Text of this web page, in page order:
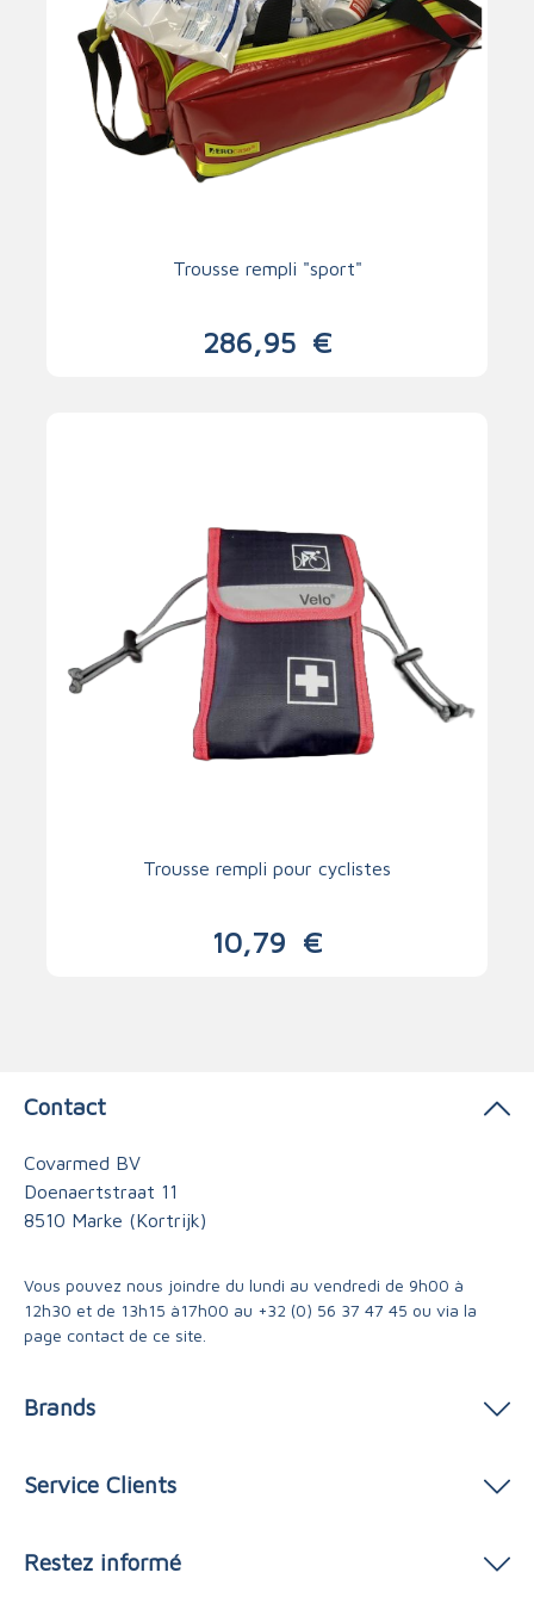
Trousse rempli "sport"
286,95 €
Trousse rempli pour cyclistes
10,79 €
Contact
Covarmed BV
Doenaertstraat 11
8510 Marke (Kortrijk)
Vous pouvez nous joindre du lundi au vendredi de 9h00 à
12h30 et de 13h15 à17h00 au +32 (0) 56 37 47 45 ou via la
page contact de ce site.
Brands
Service Clients
Restez informé